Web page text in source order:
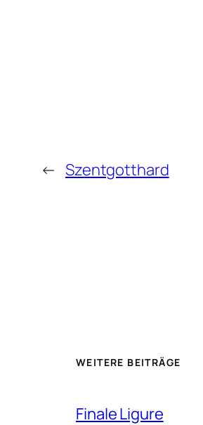
← Szentgotthard
WEITERE BEITRÄGE
Finale Ligure